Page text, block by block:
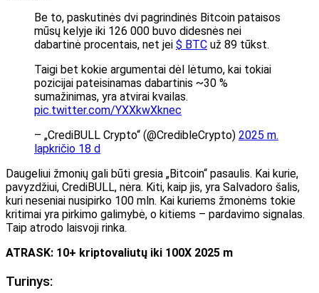
Be to, paskutinės dvi pagrindinės Bitcoin pataisos
mūsų kelyje iki 126 000 buvo didesnės nei
dabartinė procentais, net jei $ BTC už 89 tūkst.
Taigi bet kokie argumentai dėl lėtumo, kai tokiai
pozicijai pateisinamas dabartinis ~30 %
sumažinimas, yra atvirai kvailas.
pic.twitter.com/YXXkwXknec
– „CrediBULL Crypto“ (@CredibleCrypto) 2025 m.
lapkričio 18 d
Daugeliui žmonių gali būti gresia „Bitcoin“ pasaulis. Kai kurie,
pavyzdžiui, CrediBULL, nėra. Kiti, kaip jis, yra Salvadoro šalis,
kuri neseniai nusipirko 100 mln. Kai kuriems žmonėms tokie
kritimai yra pirkimo galimybė, o kitiems – pardavimo signalas.
Taip atrodo laisvoji rinka.
ATRASK: 10+ kriptovaliutų iki 100X 2025 m
Turinys: